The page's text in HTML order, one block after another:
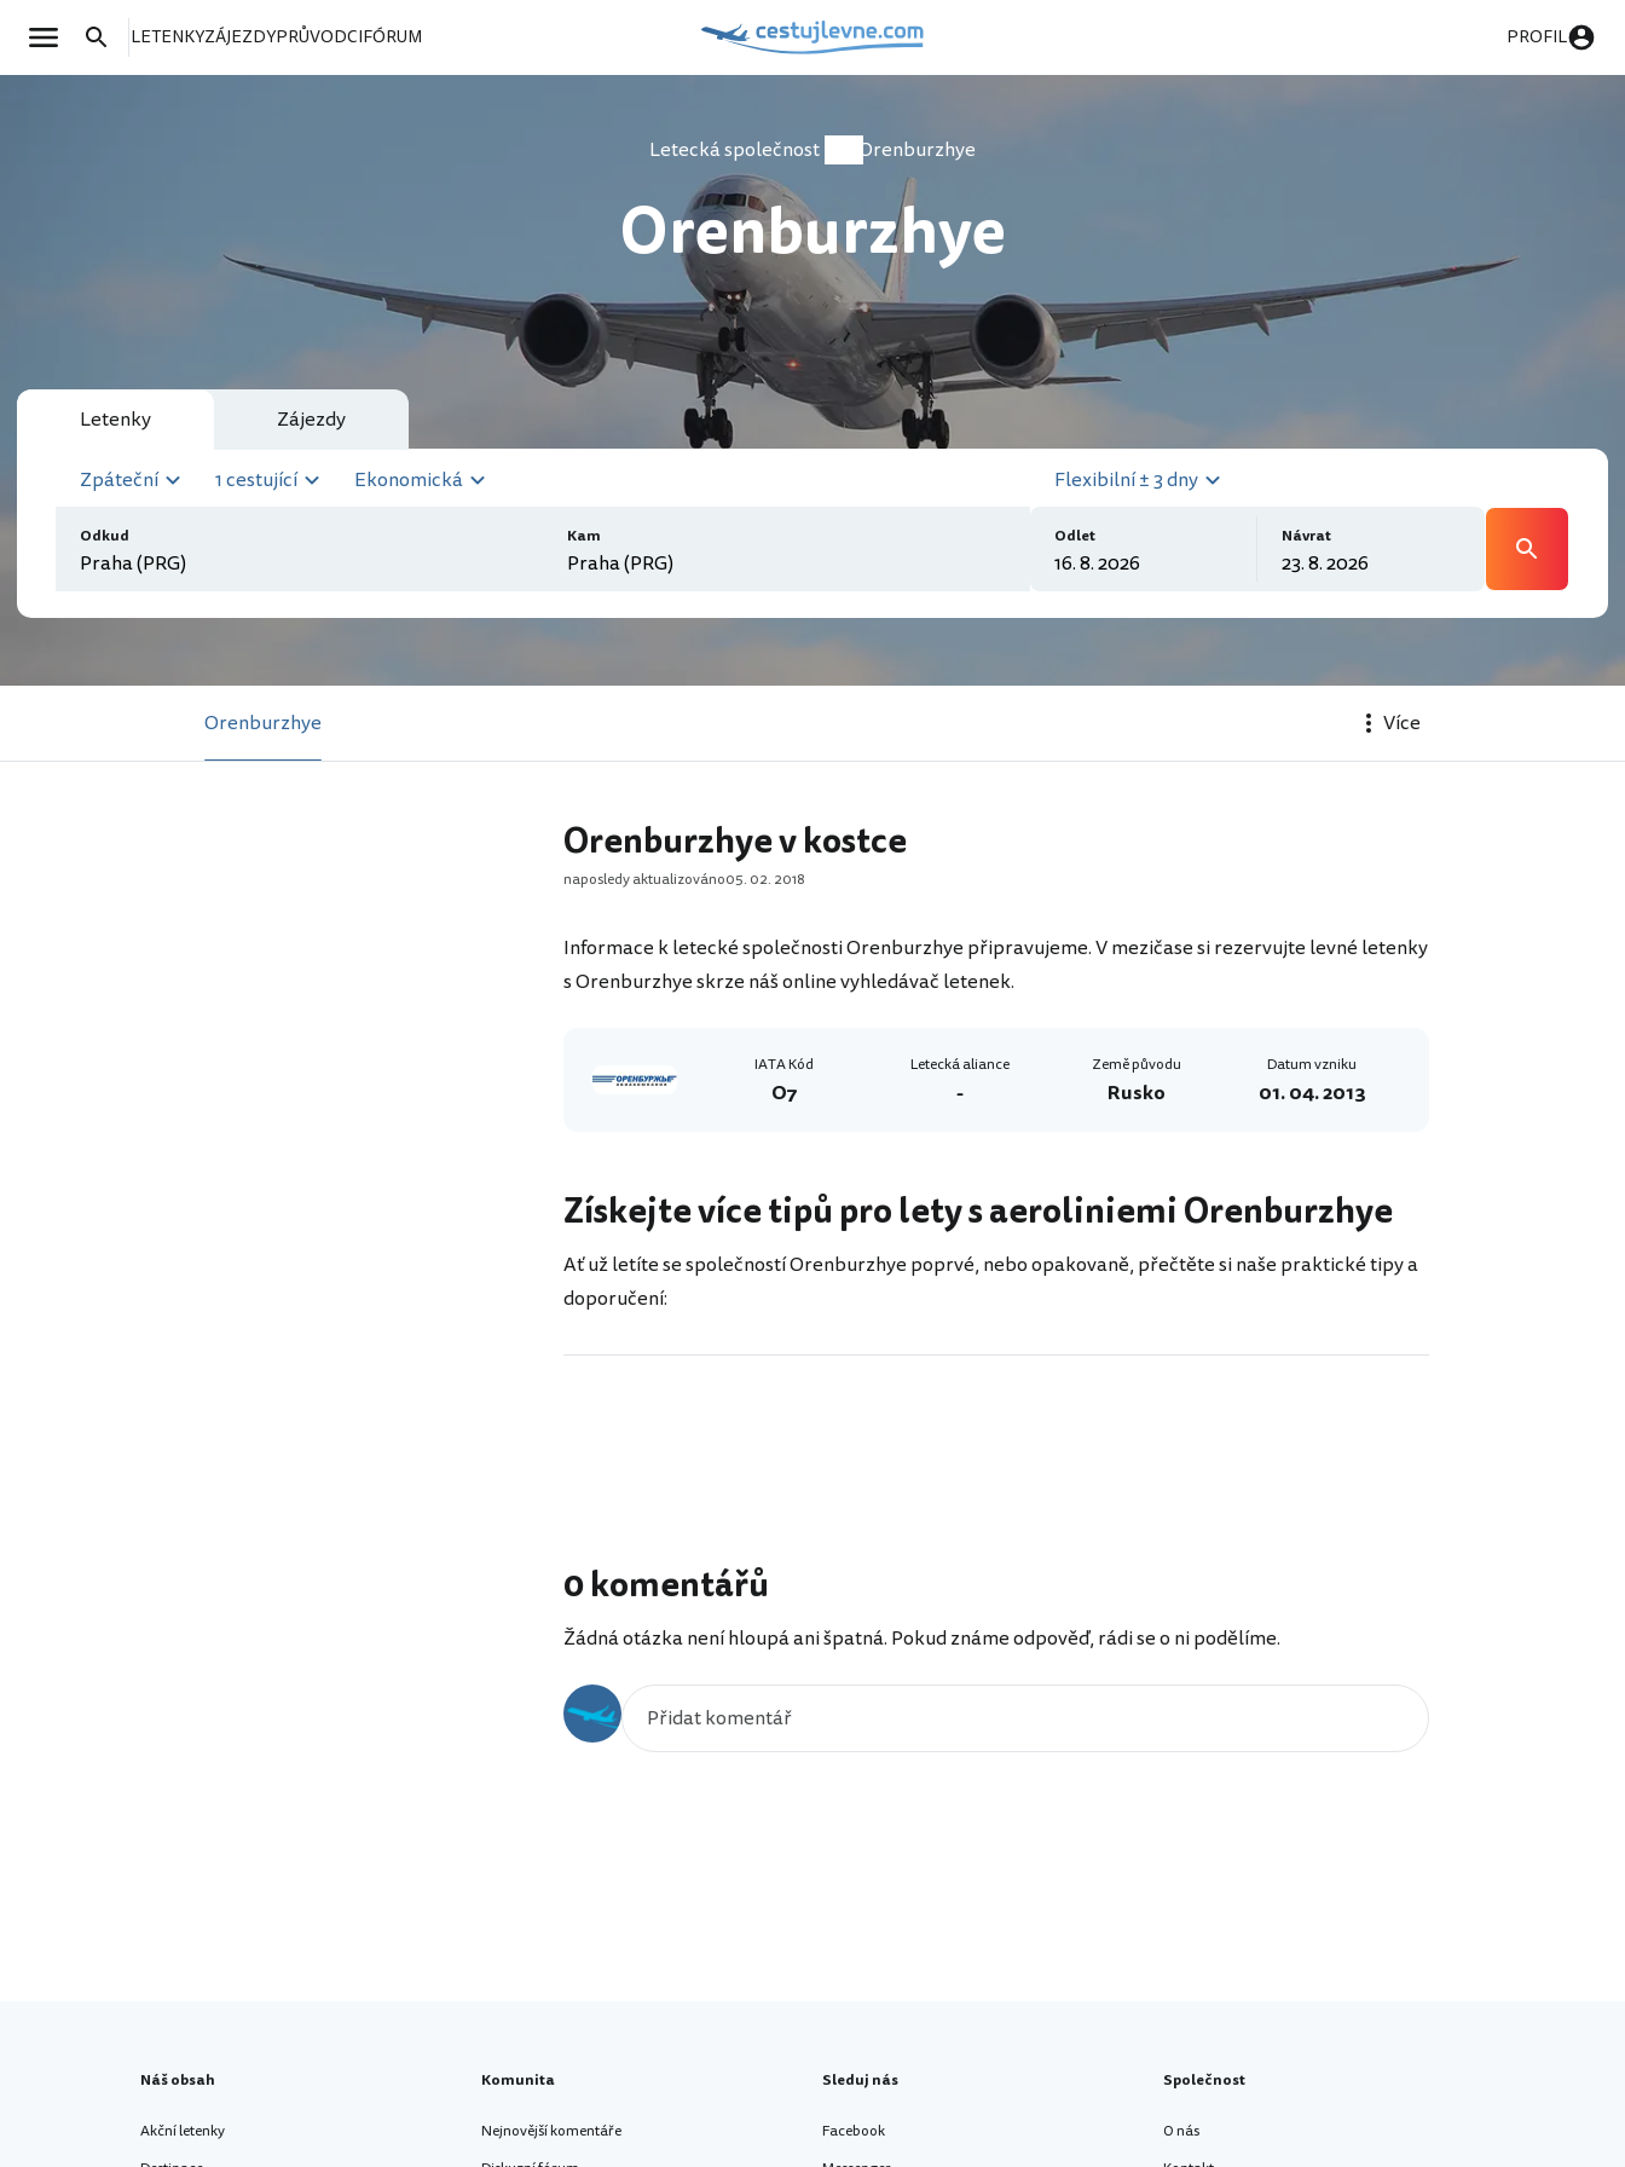
LETENKYZÁJEZDYPRŮVODCIFÓRUM PROFIL
Letecká společnost Orenburzhye
Orenburzhye
Letenky Zájezdy
Zpáteční 1 cestující Ekonomická
Odkud Kam
Flexibilní ± 3 dny
Odlet Návrat
Orenburzhye Více
Orenburzhye v kostce
naposledy aktualizováno05. 02. 2018
Informace k letecké společnosti Orenburzhye připravujeme. V mezičase si rezervujte levné letenky
s Orenburzhye skrze náš online vyhledávač letenek.
IATA Kód
O7
Letecká aliance
-
Země původu
Rusko
Datum vzniku
01. 04. 2013
Získejte více tipů pro lety s aeroliniemi Orenburzhye
Ať už letíte se společností Orenburzhye poprvé, nebo opakovaně, přečtěte si naše praktické tipy a
doporučení:
0 komentářů
Žádná otázka není hloupá ani špatná. Pokud známe odpověď, rádi se o ni podělíme.
Náš obsah
Akční letenky
Komunita
Nejnovější komentáře
Sleduj nás
Facebook
Společnost
O nás